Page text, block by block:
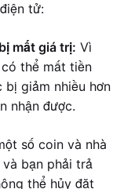
tử:
mất giá trị: Vì
thể mất tiền
bị giảm nhiều hơn
nhận được.
số coin và nhà
bạn phải trả
thể hủy đặt